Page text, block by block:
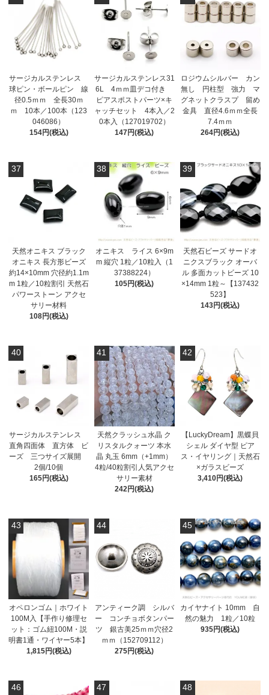
サージカルステンレス
球ピン・ボールピン 線
径0.5ｍｍ 全長30ｍ
ｍ 10本／100本（123
046086）
154円(税込)
サージカルステンレス31
6L 4ｍｍ皿デコ付き
ピアスポストパーツ×キ
ャッチセット 4本入／2
0本入（127019702）
147円(税込)
ロジウムシルバー カン
無し 円柱型 強力 マ
グネットクラスプ 留め
金具 直径4.6ｍｍ全長
7.4ｍｍ
264円(税込)
37
天然オニキス ブラック
オニキス 長方形ビーズ
約14×10mm 穴径約1.1m
m 1粒／10粒割引 天然石
パワーストーン アクセ
サリー材料
108円(税込)
38
オニキス ライス 6×9m
m 縦穴 1粒／10粒入（1
37388224）
105円(税込)
39
天然石ビーズ サードオ
ニクスブラック オーバ
ル 多面カットビーズ 10
×14mm 1粒～【137432
523】
143円(税込)
40
サージカルステンレス
直角四面体 直方体 ビ
ーズ 三つサイズ展開
2個/10個
165円(税込)
41
天然クラッシュ水晶 ク
リスタルクォーツ 本水
晶 丸玉 6mm（+1mm）
4粒/40粒割引人気アクセ
サリー素材
242円(税込)
42
【LuckyDream】黒蝶貝
シェル ダイヤ型 ピア
ス・イヤリング｜天然石
×ガラスビーズ
3,410円(税込)
43
オペロンゴム｜ホワイト
100M入【手作り修理セ
ット：ゴム紐100M・説
明書1通・ワイヤー5本】
1,815円(税込)
44
アンティーク調 シルバ
ー コンチョボタンパー
ツ 銀古美25ｍｍ穴径2
ｍｍ（152709112）
275円(税込)
45
カイヤナイト 10mm 自
然の魅力 1粒／10粒
935円(税込)
46 47 48